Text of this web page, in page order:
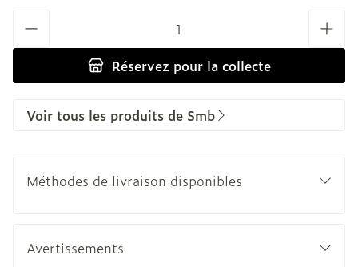
Réservezpour la collecte
Voir tous les produits de Smb
Méthodes de livraison disponibles
Avertissements